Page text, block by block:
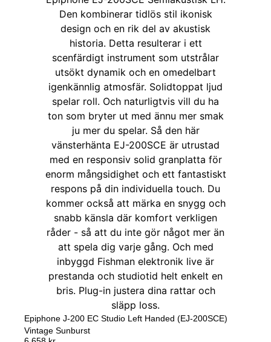
Epiphone J-200 EC Studio Left Handed (EJ-200SCE)
Vintage Sunburst